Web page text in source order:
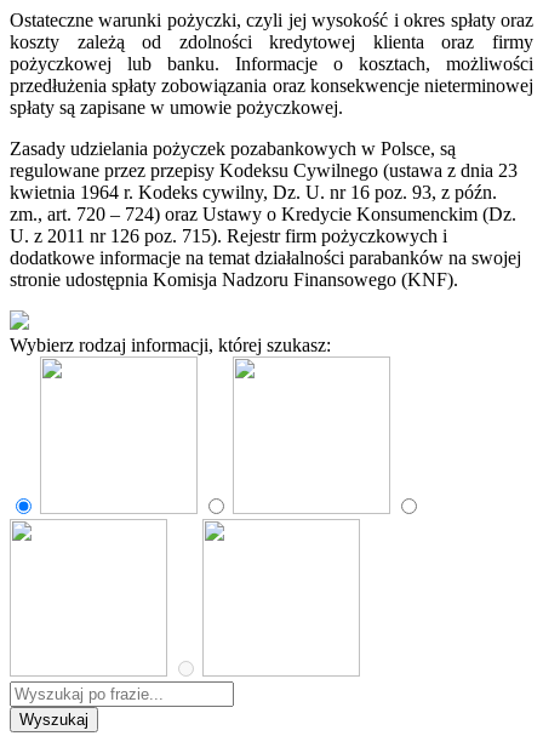
Ostateczne warunki pożyczki, czyli jej wysokość i okres spłaty oraz
koszty zależą od zdolności kredytowej klienta oraz firmy
pożyczkowej lub banku. Informacje o kosztach, możliwości
przedłużenia spłaty zobowiązania oraz konsekwencje nieterminowej
spłaty są zapisane w umowie pożyczkowej.
Zasady udzielania pożyczek pozabankowych w Polsce, są
regulowane przez przepisy Kodeksu Cywilnego (ustawa z dnia 23
kwietnia 1964 r. Kodeks cywilny, Dz. U. nr 16 poz. 93, z późn.
zm., art. 720 – 724) oraz Ustawy o Kredycie Konsumenckim (Dz.
U. z 2011 nr 126 poz. 715). Rejestr firm pożyczkowych i
dodatkowe informacje na temat działalności parabanków na swojej
stronie udostępnia Komisja Nadzoru Finansowego (KNF).
Wybierz rodzaj informacji, której szukasz: